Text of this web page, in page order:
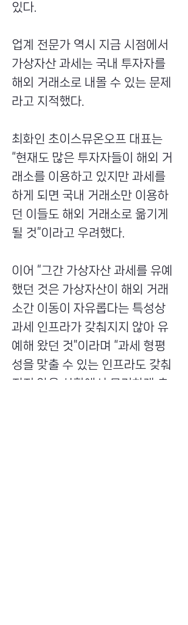
있다.
업계 전문가 역시 지금 시점에서
가상자산 과세는 국내 투자자를
해외 거래소로 내몰 수 있는 문제
라고 지적했다.
최화인 초이스뮤온오프 대표는
“현재도 많은 투자자들이 해외 거
래소를 이용하고 있지만 과세를
하게 되면 국내 거래소만 이용하
던 이들도 해외 거래소로 옮기게
될 것”이라고 우려했다.
이어 “그간 가상자산 과세를 유예
했던 것은 가상자산이 해외 거래
소간 이동이 자유롭다는 특성상
과세 인프라가 갖춰지지 않아 유
예해 왔던 것”이라며 “과세 형평
성을 맞출 수 있는 인프라도 갖춰
지지 않은 상황에서 무리하게 추